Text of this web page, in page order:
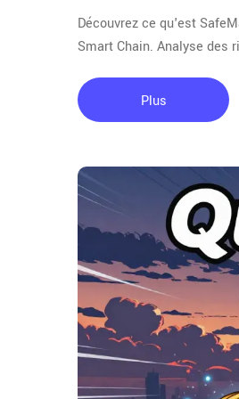
Découvrez ce qu'est
Smart Chain. Analyse des
Plus